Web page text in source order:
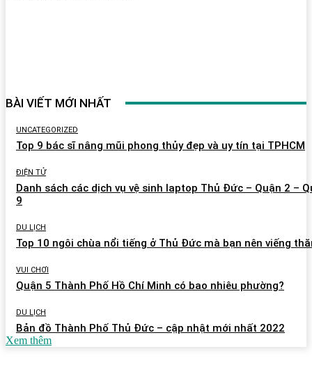
BÀI VIẾT MỚI NHẤT
UNCATEGORIZED
Top 9 bác sĩ nâng mũi phong thủy đẹp và uy tín tại TPHCM
ĐIỆN TỬ
Danh sách các dịch vụ vệ sinh laptop Thủ Đức – Quận 2 –
9
DU LỊCH
Top 10 ngôi chùa nổi tiếng ở Thủ Đức mà bạn nên viếng
VUI CHƠI
Quận 5 Thành Phố Hồ Chí Minh có bao nhiêu phường?
DU LỊCH
Bản đồ Thành Phố Thủ Đức – cập nhật mới nhất 2022
Xem thêm